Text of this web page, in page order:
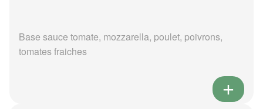
Base sauce tomate, mozzarella, poulet, poivrons,
tomates fraiches